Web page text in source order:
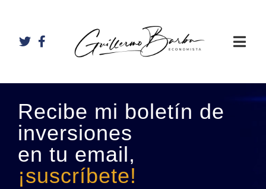
Recibe mi boletín de
inversiones
en tu email,
¡suscríbete!